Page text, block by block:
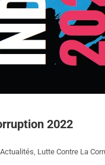
2022
Actualités, Lutte Contre La